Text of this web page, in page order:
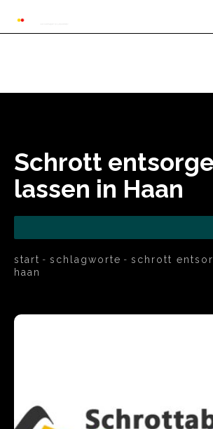
Schrott
lassen in Haan
start schlagworte
schrott
haan